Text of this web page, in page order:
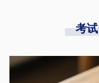
考